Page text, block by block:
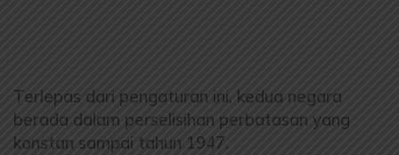
Terlepas dari pengaturan ini, kedua negara
berada dalam perselisihan perbatasan yang
konstan sampai tahun 1947.